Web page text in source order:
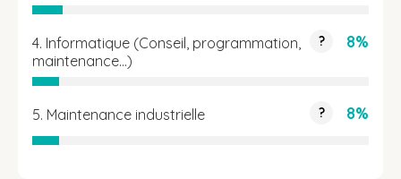
4. Informatique (Conseil, programmation,
maintenance...)
? 8%
5. Maintenance industrielle ? 8%